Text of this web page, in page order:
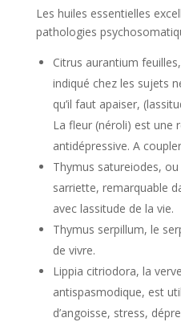
Les huiles essentielles
pathologies
Citrus aurantium
indiqué chez les sujets
qu’il faut apaiser,
La fleur (néroli) est une
antidépressive. A
Thymus satureiodes,
sarriette, remarquable
avec lassitude de la vie.
Thymus serpillum, le
de vivre.
Lippia citriodora, la
antispasmodique, est
d’angoisse, stress,